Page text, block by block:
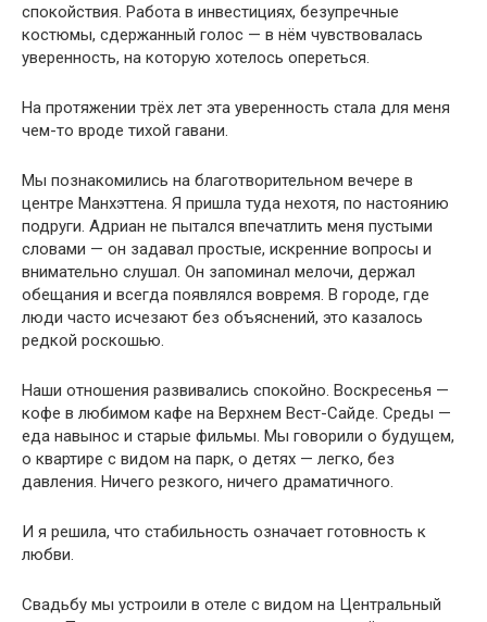
спокойствия. Работа в инвестициях, безупречные
костюмы, сдержанный голос — в нём чувствовалась
уверенность, на которую хотелось опереться.
На протяжении трёх лет эта уверенность стала для меня
чем-то вроде тихой гавани.
Мы познакомились на благотворительном вечере в
центре Манхэттена. Я пришла туда нехотя, по настоянию
подруги. Адриан не пытался впечатлить меня пустыми
словами — он задавал простые, искренние вопросы и
внимательно слушал. Он запоминал мелочи, держал
обещания и всегда появлялся вовремя. В городе, где
люди часто исчезают без объяснений, это казалось
редкой роскошью.
Наши отношения развивались спокойно. Воскресенья —
кофе в любимом кафе на Верхнем Вест-Сайде. Среды —
еда навынос и старые фильмы. Мы говорили о будущем,
о квартире с видом на парк, о детях — легко, без
давления. Ничего резкого, ничего драматичного.
И я решила, что стабильность означает готовность к
любви.
Свадьбу мы устроили в отеле с видом на Центральный